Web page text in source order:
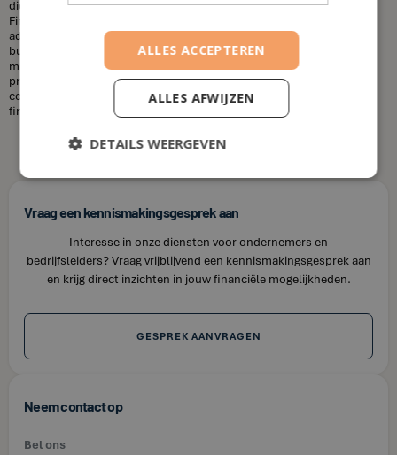
diensten die u nodig heeft en uw financiële situatie. Bij House of
Finance bieden wij betaalbare tarieven voor onze financiële
adviesdiensten, zodat u uw financiën kunt optimaliseren zonder uw
budget te overschrijden. Kortom, laat u niet misleiden door de
misvattingen over financieel adviseurs. Als u op zoek bent naar
professioneel en betrouwbaar financieel advies in Bertem, neem dan
contact op met House of Finance. Wij staan klaar om u te helpen uw
financiële doelen te bereiken.
Vraag een kennismakingsgesprek aan
Interesse in onze diensten voor ondernemers en
bedrijfsleiders? Vraag vrijblijvend een kennismakingsgesprek aan
en krijg direct inzichten in jouw financiële mogelijkheden.
GESPREK AANVRAGEN
Neem contact op
Bel ons
ALLES ACCEPTEREN
ALLES AFWIJZEN
DETAILS WEERGEVEN